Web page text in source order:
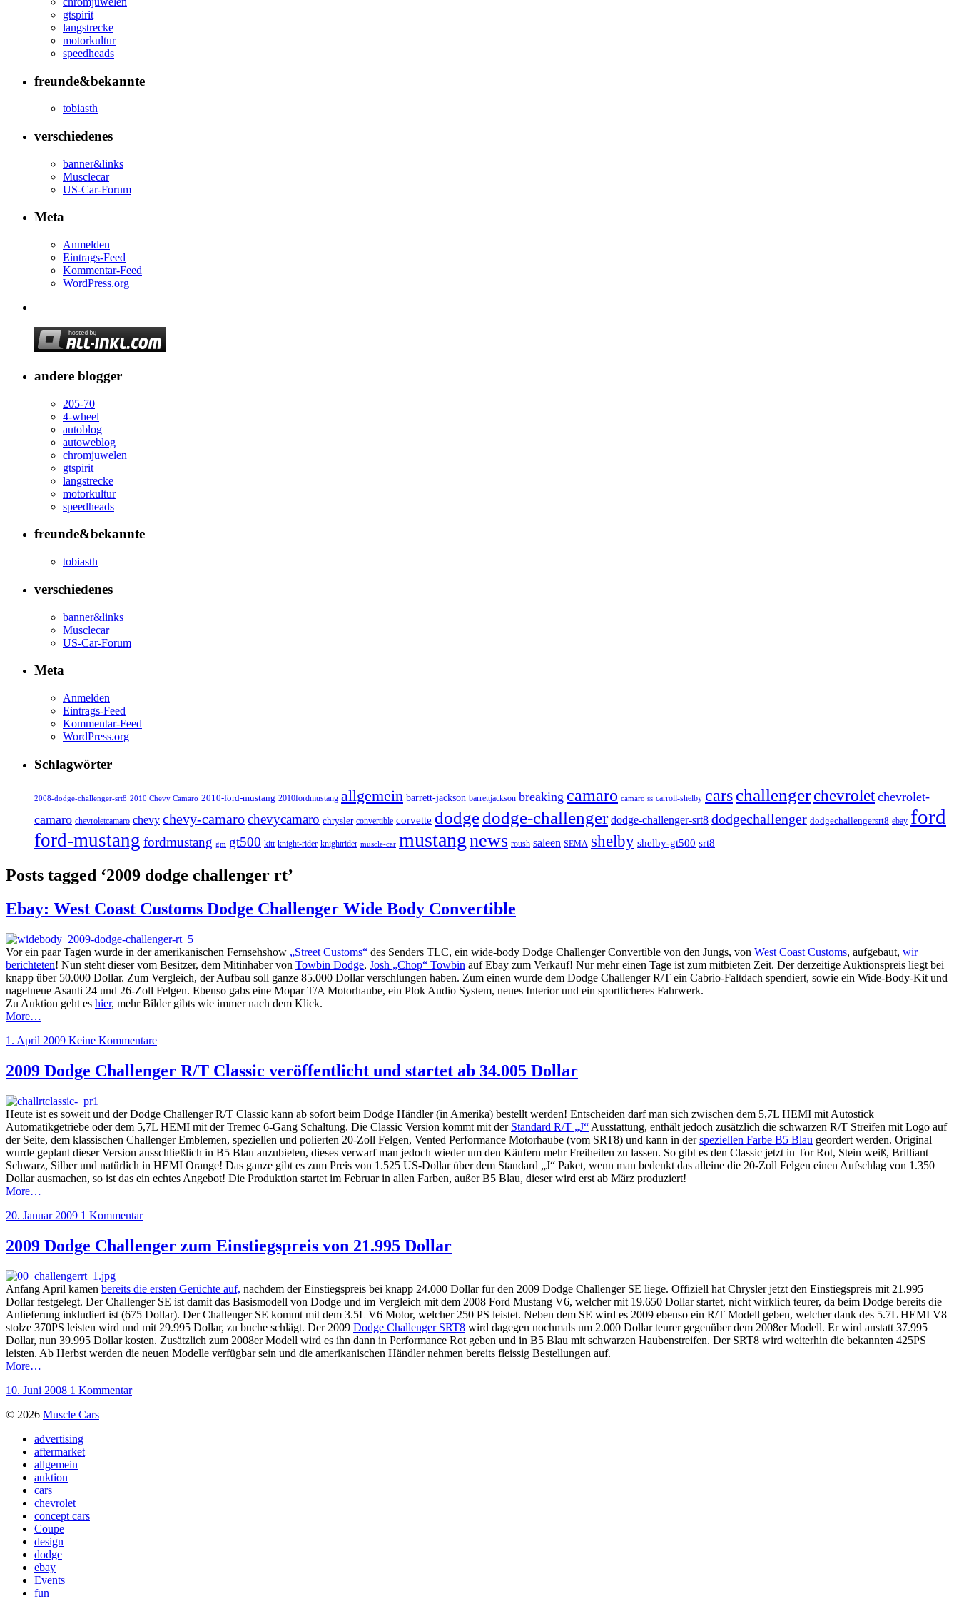
gtspirit
langstrecke
motorkultur
speedheads
freunde&bekannte
tobiasth
verschiedenes
banner&links
Musclecar
US-Car-Forum
Meta
Anmelden
Eintrags-Feed
Kommentar-Feed
WordPress.org
andere blogger
205-70
4-wheel
autoblog
autoweblog
chromjuwelen
gtspirit
langstrecke
motorkultur
speedheads
freunde&bekannte
tobiasth
verschiedenes
banner&links
Musclecar
US-Car-Forum
Meta
Anmelden
Eintrags-Feed
Kommentar-Feed
WordPress.org
Schlagwörter
2008-dodge-challenger-srt8 2010 Chevy Camaro 2010-ford-mustang 2010fordmustang allgemein barrett-jackson barrettjackson breaking camaro camaro ss carroll-shelby carschallengerchevrolet chevrolet-
camaro chevroletcamaro chevy chevy-camarochevycamaro chrysler convertible corvette dodgedodge-challenger dodge-challenger-srt8 dodgechallenger dodgechallengersrt8 ebay ford
ford-mustang fordmustang gm gt500 kitt knight-rider knightrider muscle-car mustangnews roush saleen SEMA shelby shelby-gt500 srt8
Posts tagged ‘2009 dodge challenger rt’
Ebay: West Coast Customs Dodge Challenger Wide Body Convertible
Vor ein paar Tagen wurde in der amerikanischen Fernsehshow „Street Customs“ des Senders TLC, ein wide-body Dodge Challenger Convertible von den Jungs, von West Coast Customs, aufgebaut, wir
berichteten! Nun steht dieser vom Besitzer, dem Mitinhaber von Towbin Dodge, Josh „Chop“ Towbin auf Ebay zum Verkauf! Nur mehr einen Tage ist zum mitbieten Zeit. Der derzeitige Auktionspreis liegt bei
knapp über 50.000 Dollar. Zum Vergleich, der Aufbau soll ganze 85.000 Dollar verschlungen haben. Zum einen wurde dem Dodge Challenger R/T ein Cabrio-Faltdach spendiert, sowie ein Wide-Body-Kit und
nagelneue Asanti 24 und 26-Zoll Felgen. Ebenso gabs eine Mopar T/A Motorhaube, ein Plok Audio System, neues Interior und ein sportlicheres Fahrwerk.
Zu Auktion geht es hier, mehr Bilder gibts wie immer nach dem Klick.
More…
1. April 2009 Keine Kommentare
2009 Dodge Challenger R/T Classic veröffentlicht und startet ab 34.005 Dollar
Heute ist es soweit und der Dodge Challenger R/T Classic kann ab sofort beim Dodge Händler (in Amerika) bestellt werden! Entscheiden darf man sich zwischen dem 5,7L HEMI mit Autostick
Automatikgetriebe oder dem 5,7L HEMI mit der Tremec 6-Gang Schaltung. Die Classic Version kommt mit der Standard R/T „J“ Ausstattung, enthält jedoch zusätzlich die schwarzen R/T Streifen mit Logo auf
der Seite, dem klassischen Challenger Emblemen, speziellen und polierten 20-Zoll Felgen, Vented Performance Motorhaube (vom SRT8) und kann in derspeziellen Farbe B5 Blau geordert werden. Original
wurde geplant dieser Version ausschließlich in B5 Blau anzubieten, dieses verwarf man jedoch wieder um den Käufern mehr Freiheiten zu lassen. So gibt es den Classic jetzt in Tor Rot, Stein weiß, Brilliant
Schwarz, Silber und natürlich in HEMI Orange! Das ganze gibt es zum Preis von 1.525 US-Dollar über dem Standard „J“ Paket, wenn man bedenkt das alleine die 20-Zoll Felgen einen Aufschlag von 1.350
Dollar ausmachen, so ist das ein echtes Angebot! Die Produktion startet im Februar in allen Farben, außer B5 Blau, dieser wird erst ab März produziert!
More…
20. Januar 2009 1 Kommentar
2009 Dodge Challenger zum Einstiegspreis von 21.995 Dollar
Anfang April kamen bereits die ersten Gerüchte auf, nachdem der Einstiegspreis bei knapp 24.000 Dollar für den 2009 Dodge Challenger SE liege. Offiziell hat Chrysler jetzt den Einstiegspreis mit 21.995
Dollar festgelegt. Der Challenger SE ist damit das Basismodell von Dodge und im Vergleich mit dem 2008 Ford Mustang V6, welcher mit 19.650 Dollar startet, nicht wirklich teurer, da beim Dodge bereits die
Anlieferung inkludiert ist (675 Dollar). Der Challenger SE kommt mit dem 3.5L V6 Motor, welcher 250 PS leistet. Neben dem SE wird es 2009 ebenso ein R/T Modell geben, welcher dank des 5.7L HEMI V8
stolze 370PS leisten wird und mit 29.995 Dollar, zu buche schlägt. Der 2009 Dodge Challenger SRT8 wird dagegen nochmals um 2.000 Dollar teurer gegenüber dem 2008er Modell. Er wird anstatt 37.995
Dollar, nun 39.995 Dollar kosten. Zusätzlich zum 2008er Modell wird es ihn dann in Performance Rot geben und in B5 Blau mit schwarzen Haubenstreifen. Der SRT8 wird weiterhin die bekannten 425PS
leisten. Ab Herbst werden die neuen Modelle verfügbar sein und die amerikanischen Händler nehmen bereits fleissig Bestellungen auf.
More…
10. Juni 2008 1 Kommentar
© 2026 Muscle Cars
advertising
aftermarket
allgemein
auktion
cars
chevrolet
concept cars
Coupe
design
dodge
ebay
Events
fun